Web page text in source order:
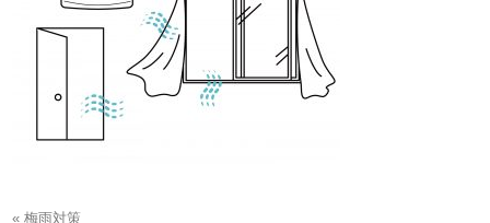
« 梅雨対策